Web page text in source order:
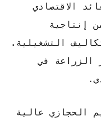
الاقتصادي
إنتاجية
التشغيلية.
الزراعة في
الحجازي عالية